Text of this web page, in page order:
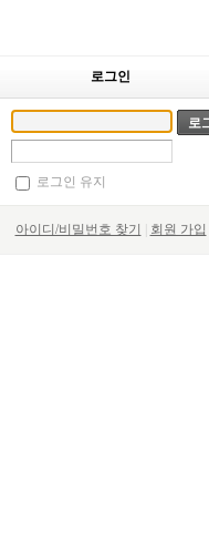
로그인
로그인 유지
아이디/비밀번호 찾기 회원 가입